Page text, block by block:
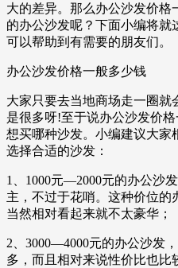
大的差异。那么办公沙发价
的办公沙发呢？下面小编将
可以帮助到有需要的朋友们。
办公沙发价格一般多少钱
大家只要去当地商场走一圈
是很多呀!至于说办公沙发价
想买哪种沙发。小编建议大家
选择合适的沙发：
1、1000元—2000元的办公沙
主，不过于花哨。这种价位的
当然相对看起来就不太豪华；
2、3000—4000元的办公沙发
多，而且相对来说性价比也